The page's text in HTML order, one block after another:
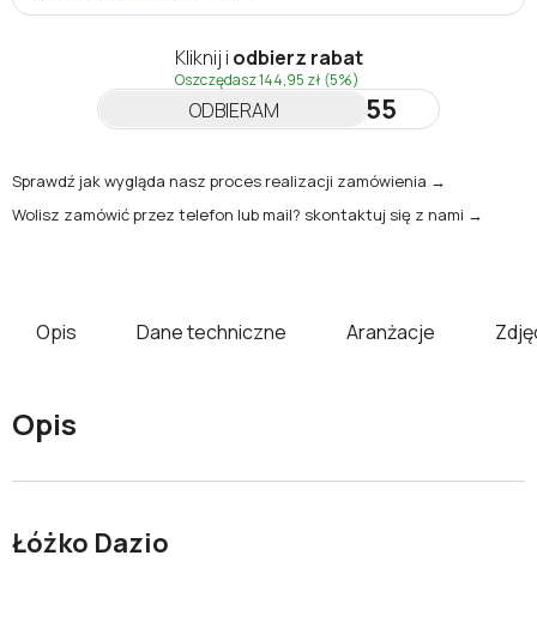
Kliknij i odbierz rabat
Oszczędasz144,95 zł (5%)
ODBIERAM
NEWSLETTER55
Sprawdź jak wygląda nasz proces realizacji zamówienia →
Wolisz zamówić przez telefon lub mail? skontaktuj się z nami →
Opis Dane techniczne Aranżacje
Opis
Łóżko Dazio